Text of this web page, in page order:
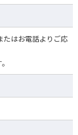
たはお電話よりご応